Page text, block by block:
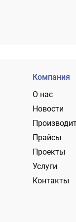
Компания
О нас
Новости
Прайсы
Проекты
Услуги
Контакты